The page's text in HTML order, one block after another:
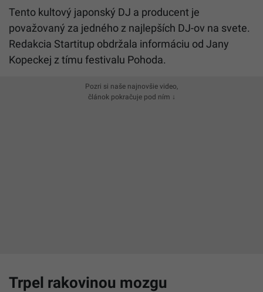
Tento kultový japonský DJ a producent je
považovaný za jedného z najlepších DJ-ov na svete.
Redakcia Startitup obdržala informáciu od Jany
Kopeckej z tímu festivalu Pohoda.
Pozri si naše najnovšie video,
článok pokračuje pod ním ↓
Trpel rakovinou mozgu